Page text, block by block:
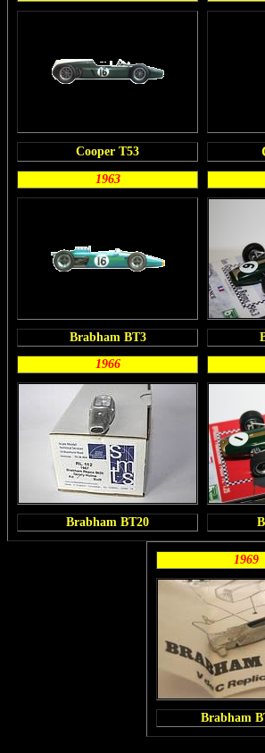
Cooper T53
1963
Brabham BT3
1966
Brabham BT20
1969
Brabham